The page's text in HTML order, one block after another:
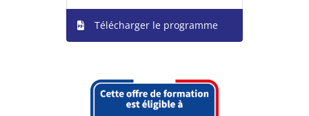
Télécharger le programme